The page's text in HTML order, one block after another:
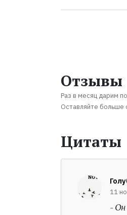
Отзывы
Раз в месяц дарим
Оставляйте больше
Цитаты
11
- Он